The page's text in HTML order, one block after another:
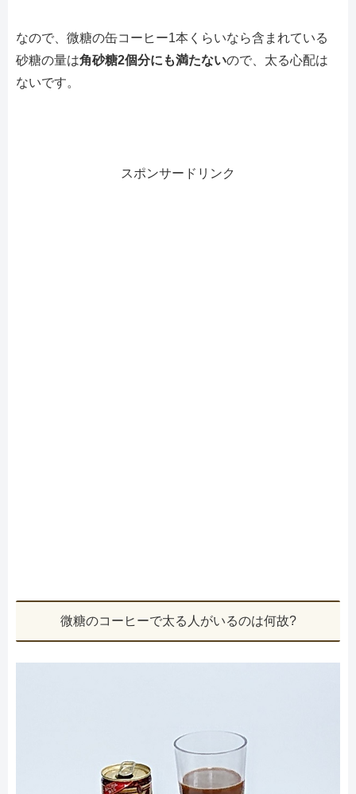
なので、微糖の缶コーヒー1本くらいなら含まれている
砂糖の量は角砂糖2個分にも満たないので、太る心配は
ないです。
スポンサードリンク
微糖のコーヒーで太る人がいるのは何故?